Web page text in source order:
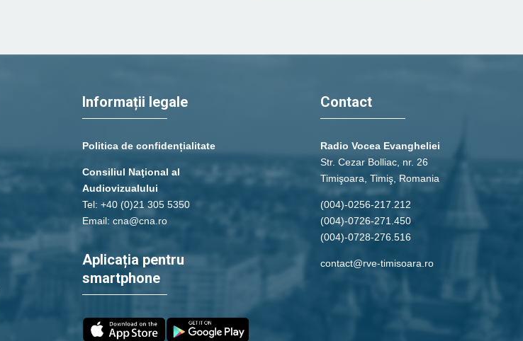
Informații legale
Politica de confidențialitate
Consiliul Naţional al
Audiovizualului
Tel: +40 (0)21 305 5350
Email: cna@cna.ro
Aplicația pentru
smartphone
Contact
Radio Vocea Evangheliei
Str. Cezar Bolliac, nr. 26
Timişoara, Timiş, Romania
(004)-0256-217.212
(004)-0726-271.450
(004)-0728-276.516
contact@rve-timisoara.ro